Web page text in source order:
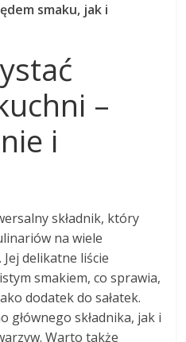
smaku, jak i
–
i
składnik, który
na wiele
delikatne liście
smakiem, co sprawia,
dodatek do sałatek.
głównego składnika, jak i
Warto także